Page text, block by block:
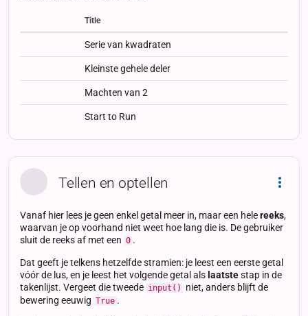
StatusStatus Type
Title
Serie van kwadraten
Kleinste gehele deler
Machten van 2
Start to Run
Tellen en optellen
Vanaf hier lees je geen enkel getal meer in, maar een helereeks,
waarvan je op voorhand niet weet hoe lang die is. De gebruiker
sluit de reeks af met een 0 .
Dat geeft je telkens hetzelfde stramien: je leest een eerste getal
vóór de lus, en je leest het volgende getal alslaatstestap in de
takenlijst. Vergeet die tweede input()
niet, anders blijft de
bewering eeuwig True .